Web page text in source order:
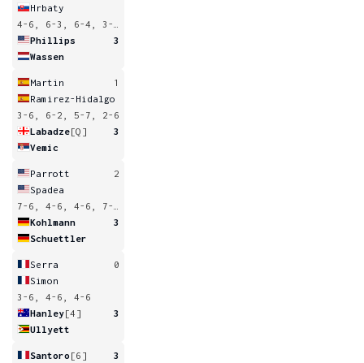
Hrbaty
Phillips
3
Wassen
Martin
1
Ramirez-Hidalgo
3-6, 6-2, 5-7, 2-6
Labadze[Q]
3
Vemic
Parrott
2
Spadea
Kohlmann
3
Schuettler
Serra
0
Simon
3-6, 4-6, 4-6
Hanley[4]
3
Ullyett
Santoro [6]
3